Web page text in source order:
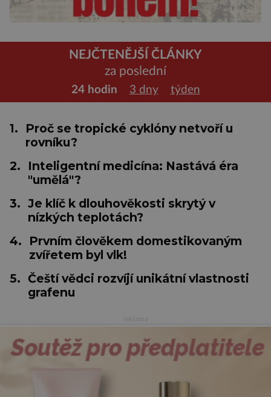
NEJČTENĚJŠÍ ČLÁNKY
za poslední
24 hodin 3 dny týden
1.
Proč se tropické cyklóny netvoří u
rovníku?
2.
Inteligentní medicína: Nastává éra
"umělá"?
3. Je klíč k dlouhověkosti skrytý v
nízkých teplotách?
4.
Prvním člověkem domestikovaným
zvířetem byl vlk!
5. Čeští vědci rozvíjí unikátní vlastnosti
grafenu